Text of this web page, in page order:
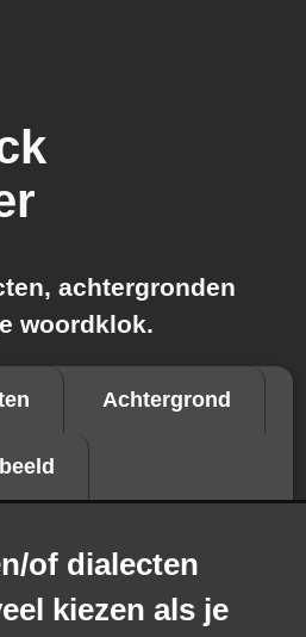
achtergronden
woordklok.
Achtergrond
of dialecten
kiezen als je